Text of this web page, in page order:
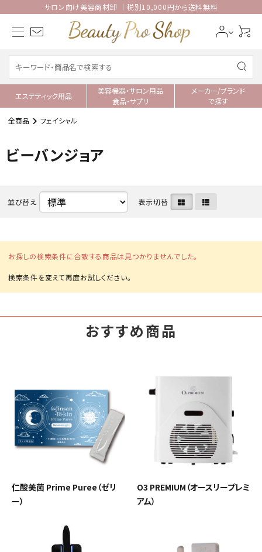
サロン向け美容商材卸 ｜税別10,000円から送料無料
エステティック用品
美容機器・サロン用品
食品・サプリ
メーカー/ブランド
で探す
person
高評価商品
エステティック用品
美容機器・アイテム・サプリメント
メーカー・ブランドから探す
092-481-6557
営業時間 - 10:00-17:00 休-土日祝
全商品 フェイシャル
ビーバンジョア
並び替え 表示切替
お探しの検索条件に合致する商品は見つかりませんでした。
おすすめ商品
仁酸美菌 Prime Puree（ゼリ
ー）
O3 PREMIUM（オースリープレミ
アム）